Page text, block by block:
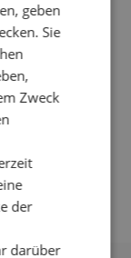
nassen
auf links
geben
Sie
Zweck
der
darüber